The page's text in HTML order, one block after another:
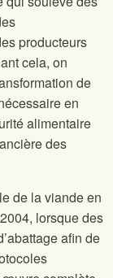
producteurs
cela, on
de
en
alimentaire
des
de la viande en
lorsque des
afin de